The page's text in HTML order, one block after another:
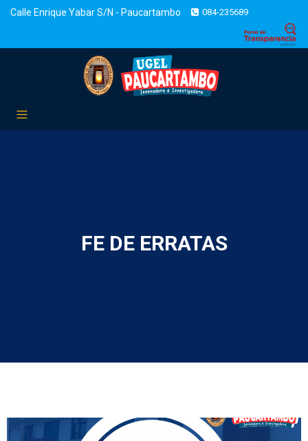
Calle Enrique Yabar S/N - Paucartambo 084-235689
FE DE ERRATAS